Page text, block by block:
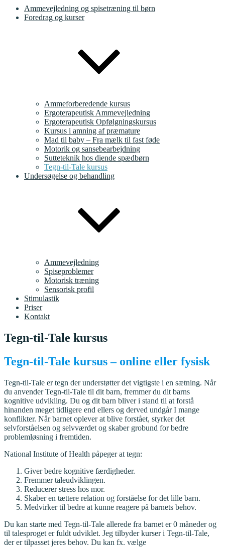
Ammevejledning og spisetræning til børn
Foredrag og kurser
Ammeforberedende kursus
Ergoterapeutisk Ammevejledning
Ergoterapeutisk Opfølgningskursus
Kursus i amning af præmature
Mad til baby – Fra mælk til fast føde
Motorik og sansebearbejdning
Sutteteknik hos diende spædbørn
Tegn-til-Tale kursus
Undersøgelse og behandling
Ammevejledning
Spiseproblemer
Motorisk træning
Sensorisk profil
Stimulastik
Priser
Kontakt
Tegn-til-Tale kursus
Tegn-til-Tale kursus – online eller fysisk
Tegn-til-Tale er tegn der understøtter det vigtigste i en sætning. Når
du anvender Tegn-til-Tale til dit barn, fremmer du dit barns
kognitive udvikling. Du og dit barn bliver i stand til at forstå
hinanden meget tidligere end ellers og derved undgår I mange
konflikter. Når barnet oplever at blive forstået, styrker det
selvforståelsen og selvværdet og skaber grobund for bedre
problemløsning i fremtiden.
National Institute of Health påpeger at tegn:
Giver bedre kognitive færdigheder.
Fremmer taleudviklingen.
Reducerer stress hos mor.
Skaber en tættere relation og forståelse for det lille barn.
Medvirker til bedre at kunne reagere på barnets behov.
Du kan starte med Tegn-til-Tale allerede fra barnet er 0 måneder og
til talesproget er fuldt udviklet. Jeg tilbyder kurser i Tegn-til-Tale,
der er tilpasset jeres behov. Du kan fx. vælge